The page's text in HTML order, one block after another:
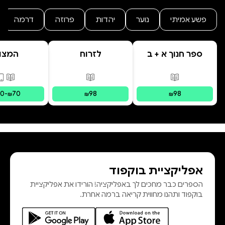
פשע אמיתי נוער יהדות פרוזה דרמה
ספר חנוך א + ב
פורמטים זמינים מודפס
₪98
לזרוח
פורמטים זמינים
מודפס
₪98
-₪70
אפליקציית בוקפוד
הספרים כבר מחכים לך באפליקציה! הורידו את אפליקציית
בוקפוד ותהנו מחווית קריאה ברמה אחרת.